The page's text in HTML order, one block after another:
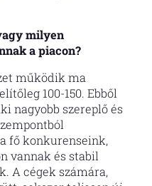
milyen
a piacon?
működik ma
100-150. Ebből
nagyobb szereplő és
fő konkurenseink,
vannak és stabil
A cégek számára,